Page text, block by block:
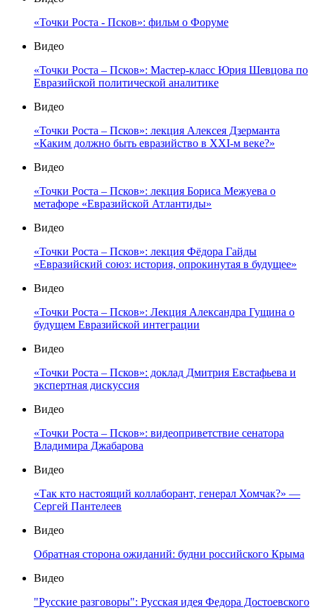
«Точки Роста - Псков»: фильм о Форуме
Видео
«Точки Роста – Псков»: Мастер-класс Юрия Шевцова по
Евразийской политической аналитике
Видео
«Точки Роста – Псков»: лекция Алексея Дзерманта
«Каким должно быть евразийство в XXI-м веке?»
Видео
«Точки Роста – Псков»: лекция Бориса Межуева о
метафоре «Евразийской Атлантиды»
Видео
«Точки Роста – Псков»: лекция Фёдора Гайды
«Евразийский союз: история, опрокинутая в будущее»
Видео
«Точки Роста – Псков»: Лекция Александра Гущина о
будущем Евразийской интеграции
Видео
«Точки Роста – Псков»: доклад Дмитрия Евстафьева и
экспертная дискуссия
Видео
«Точки Роста – Псков»: видеоприветствие сенатора
Владимира Джабарова
Видео
«Так кто настоящий коллаборант, генерал Хомчак?» —
Сергей Пантелеев
Видео
Обратная сторона ожиданий: будни российского Крыма
Видео
"Русские разговоры": Русская идея Федора Достоевского